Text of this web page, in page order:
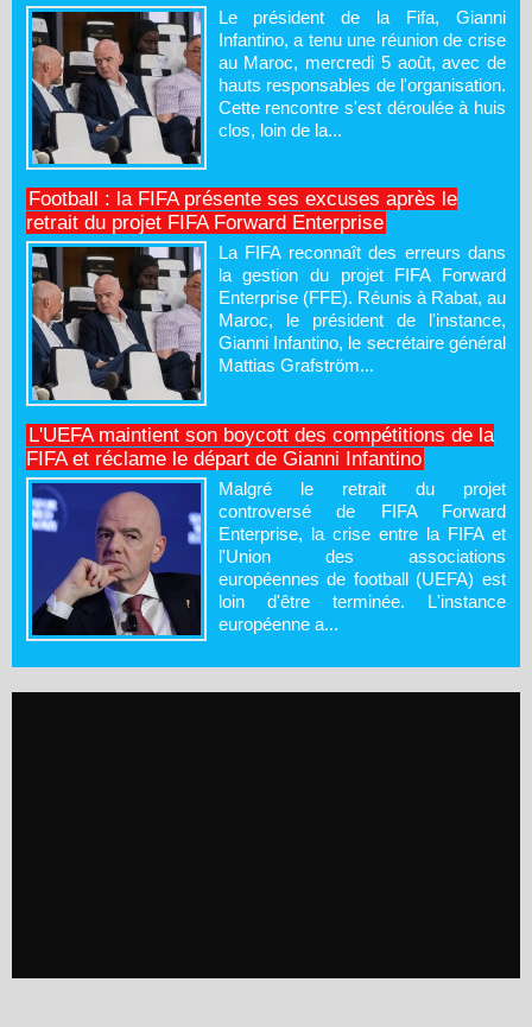
Le président de la Fifa, Gianni
Infantino, a tenu une réunion de crise
au Maroc, mercredi 5 août, avec de
hauts responsables de l'organisation.
Cette rencontre s'est déroulée à huis
clos, loin de la...
Football : la FIFA présente ses excuses après le
retrait du projet FIFA Forward Enterprise
La FIFA reconnaît des erreurs dans
la gestion du projet FIFA Forward
Enterprise (FFE). Réunis à Rabat, au
Maroc, le président de l'instance,
Gianni Infantino, le secrétaire général
Mattias Grafström...
L'UEFA maintient son boycott des compétitions de la
FIFA et réclame le départ de Gianni Infantino
Malgré le retrait du projet
controversé de FIFA Forward
Enterprise, la crise entre la FIFA et
l'Union des associations
européennes de football (UEFA) est
loin d'être terminée. L'instance
européenne a...